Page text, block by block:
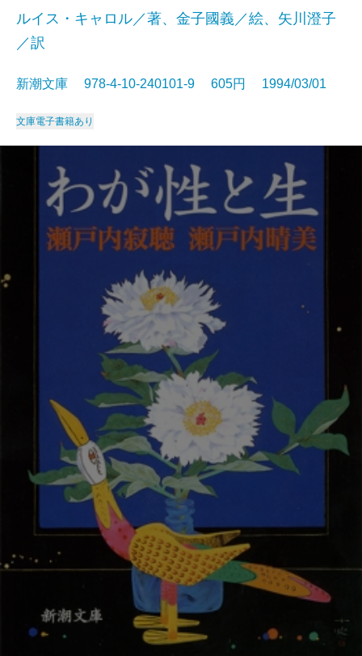
ルイス・キャロル／著、金子國義／絵、矢川澄子
／訳
新潮文庫 978-4-10-240101-9 605円 1994/03/01
文庫電子書籍あり